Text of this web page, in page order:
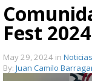
Fest
May 29, 2024 in
By: Juan Camilo